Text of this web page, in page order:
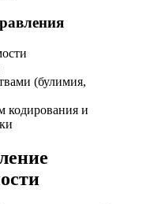
(булимия,
кодирования и